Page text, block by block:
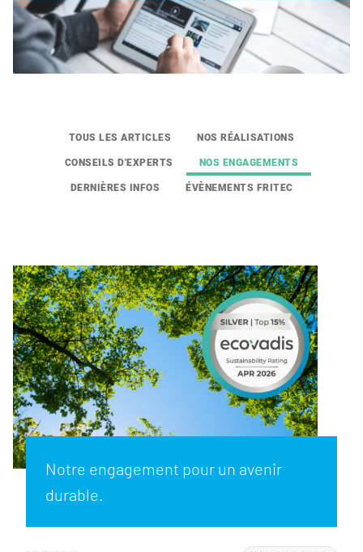
TOUS LES ARTICLES NOS RÉALISATIONS
CONSEILS D'EXPERTS NOS ENGAGEMENTS
DERNIÈRES INFOS ÉVÈNEMENTS FRITEC
Notre engagement pour un avenir
durable.